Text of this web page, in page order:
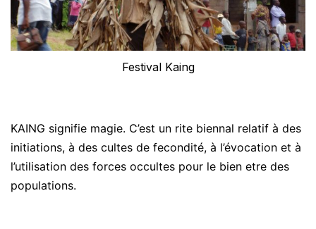
Festival Kaing
KAING signifie magie. C’est un rite biennal relatif à des
initiations, à des cultes de fecondité, à l’évocation et à
l’utilisation des forces occultes pour le bien etre des
populations.